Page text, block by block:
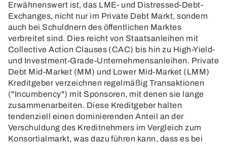
Erwähnenswert ist, das LME- und Distressed-Debt-
Exchanges, nicht nur im Private Debt Markt, sondern
auch bei Schuldnern des öffentlichen Marktes
verbreitet sind. Dies reicht von Staatsanleihen mit
Collective Action Clauses (CAC) bis hin zu High-Yield-
und Investment-Grade-Unternehmensanleihen. Private
Debt Mid-Market (MM) und Lower Mid-Market (LMM)
Kreditgeber verzeichnen regelmäßig Transaktionen
("Incumbency") mit Sponsoren, mit denen sie lange
zusammenarbeiten. Diese Kreditgeber halten
tendenziell einen dominierenden Anteil an der
Verschuldung des Kreditnehmers im Vergleich zum
Konsortialmarkt, was dazu führen kann, dass es bei